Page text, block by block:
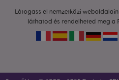
Látogass el nemzetközi
láthatod és rendelheted meg a
mage-cache-sessid